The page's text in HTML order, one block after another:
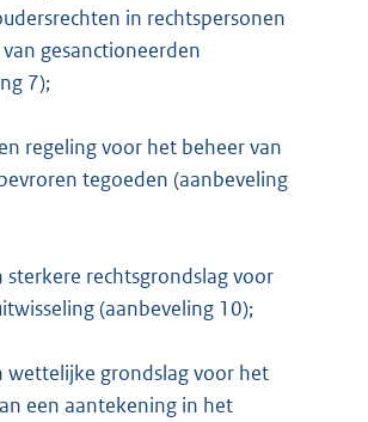
in rechtspersonen
gesanctioneerden
7);
regeling voor het beheer van
tegoeden (aanbeveling
sterkere rechtsgrondslag voor
(aanbeveling 10);
wettelijke grondslag voor het
een aantekening in het